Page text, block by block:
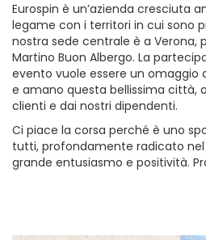
Eurospin è un’azienda cresciuta
legame con i territori in cui sono
nostra sede centrale è a Verona,
Martino Buon Albergo. La
evento vuole essere un
e amano questa bellissima città,
clienti e dai nostri dipendenti.
Ci piace la corsa perché è uno
tutti, profondamente radicato
grande entusiasmo e positività.